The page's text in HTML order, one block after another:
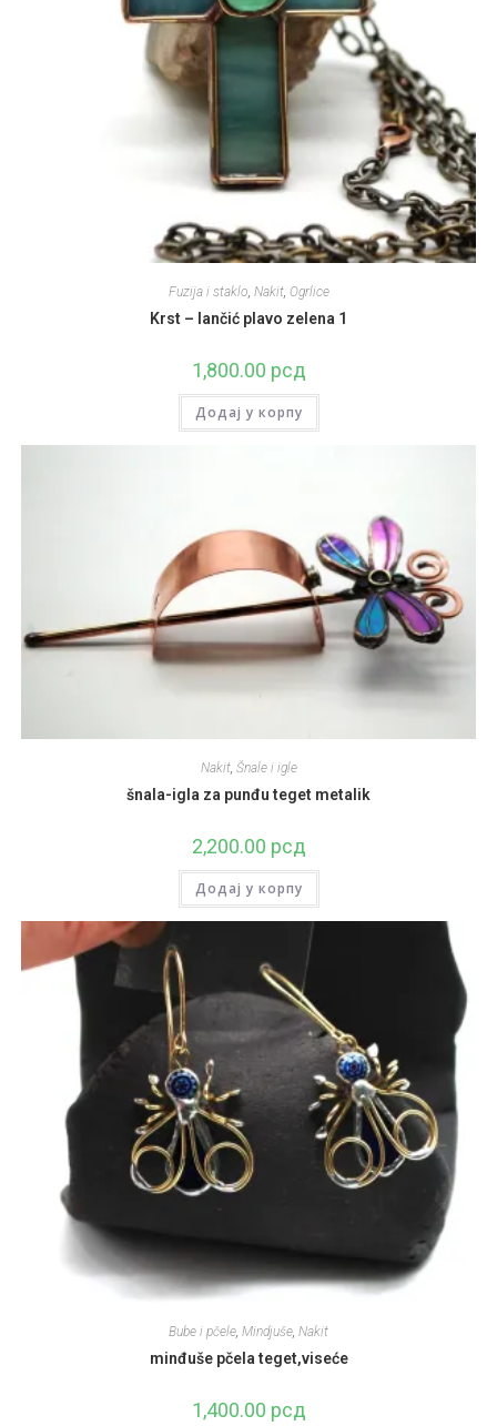
Fuzija i staklo, Nakit, Ogrlice
Krst – lančić plavo zelena 1
1,800.00 рсд
Додај у корпу
Nakit, Šnale i igle
šnala-igla za punđu teget metalik
2,200.00 рсд
Додај у корпу
Bube i pčele Mindjuše Nakit
minđuše pčela teget,viseće
1,400.00 рсд